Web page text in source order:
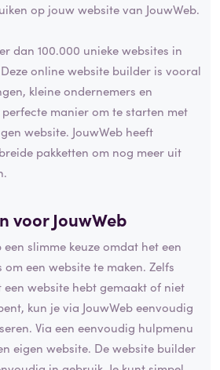
op jouw website van JouwWeb.
dan 100.000 unieke websites in
online website builder is vooral
kleine ondernemers en
manier om te starten met
website. JouwWeb heeft
pakketten om nog meer uit
voor JouwWeb
een slimme keuze omdat het een
een website te maken. Zelfs
website hebt gemaakt of niet
kun je via JouwWeb eenvoudig
Via een eenvoudig hulpmenu
eigen website. De website builder